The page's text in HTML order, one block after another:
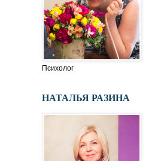
Психолог
НАТАЛЬЯ РАЗИНА